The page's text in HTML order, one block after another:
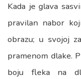
Kada je glava
pravilan nabor
obrazu; u svojoj
pramenom dlake.
boju fleka na